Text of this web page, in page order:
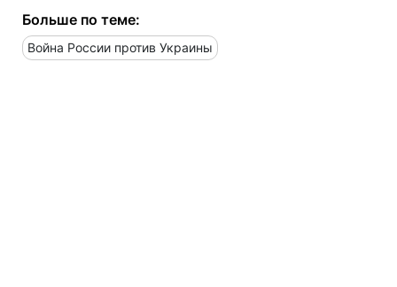
Больше по теме:
Война России против Украины